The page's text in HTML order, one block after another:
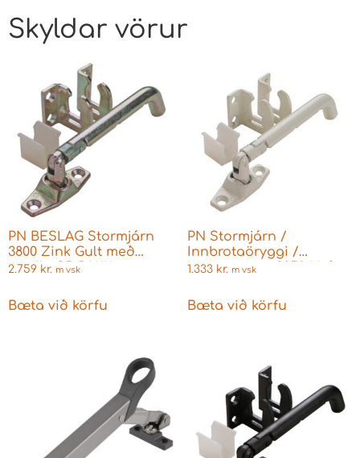
Skyldar vörur
PN BESLAG Stormjárn
3800 Zink Gult með
smellu SB PAKK
2.759 kr. m vsk
Bæta við körfu
PN Stormjárn /
Innbrotaöryggi /
barnaöryggi 3850 Hvítt
1.333 kr. m vsk
Bæta við körfu